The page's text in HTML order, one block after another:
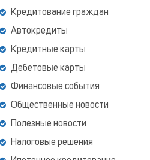
Кредитование граждан
Автокредиты
Кредитные карты
Дебетовые карты
Финансовые события
Общественные новости
Полезные новости
Налоговые решения